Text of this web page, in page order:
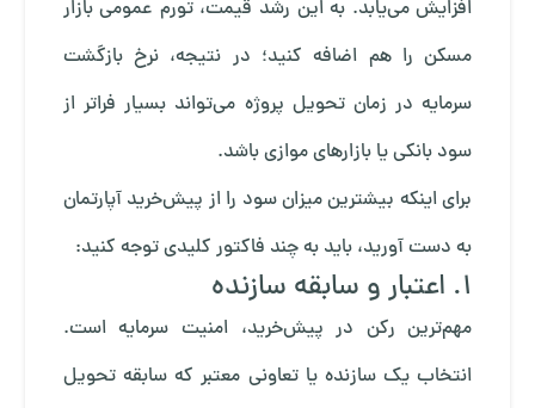
افزایش می‌یابد. به این رشد قیمت، تورم عمومی بازار
مسکن را هم اضافه کنید؛ در نتیجه، نرخ بازگشت
سرمایه در زمان تحویل پروژه می‌تواند بسیار فراتر از
سود بانکی یا بازارهای موازی باشد.
برای اینکه بیشترین میزان سود را از پیش‌خرید آپارتمان
به دست آورید، باید به چند فاکتور کلیدی توجه کنید:
۱. اعتبار و سابقه سازنده
مهم‌ترین رکن در پیش‌خرید، امنیت سرمایه است.
انتخاب یک سازنده یا تعاونی معتبر که سابقه تحویل